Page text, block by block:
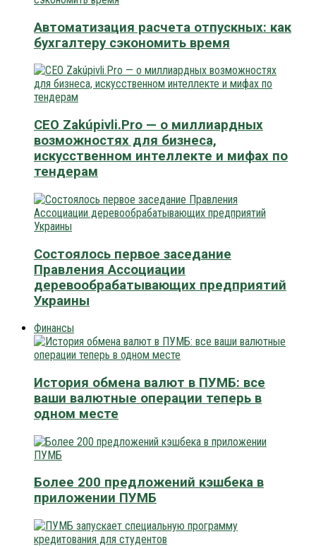
Автоматизация расчета отпускных: как
бухгалтеру сэкономить время
CEO Zakúpivli.Pro — о миллиардных
возможностях для бизнеса,
искусственном интеллекте и мифах по
тендерам
Состоялось первое заседание
Правления Ассоциации
деревообрабатывающих предприятий
Украины
Финансы
История обмена валют в ПУМБ: все
ваши валютные операции теперь в
одном месте
Более 200 предложений кэшбека в
приложении ПУМБ